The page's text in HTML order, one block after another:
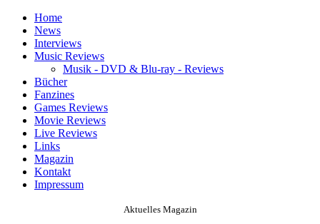
Home
News
Interviews
Music Reviews
Musik - DVD & Blu-ray - Reviews
Bücher
Fanzines
Games Reviews
Movie Reviews
Live Reviews
Links
Magazin
Kontakt
Impressum
Aktuelles Magazin